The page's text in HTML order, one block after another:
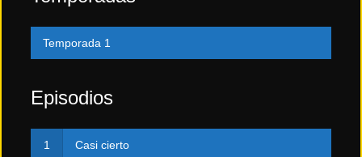
Temporada 1
Episodios
Casi cierto